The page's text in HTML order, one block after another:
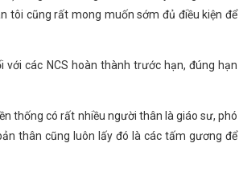
tôi cũng rất mong muốn sớm đủ điều kiện để
các NCS hoàn thành trước hạn, đúng hạn
thống có rất nhiều người thân là giáo sư, phó
thân cũng luôn lấy đó là các tấm gương để